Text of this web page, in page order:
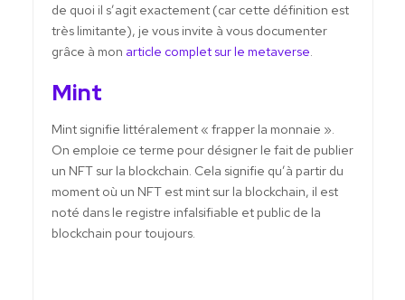
de quoi il s’agit exactement (car cette définition est
très limitante), je vous invite à vous documenter
grâce à mon article complet sur le metaverse.
Mint
Mint signifie littéralement « frapper la monnaie ».
On emploie ce terme pour désigner le fait de publier
un NFT sur la blockchain. Cela signifie qu’à partir du
moment où un NFT est mint sur la blockchain, il est
noté dans le registre infalsifiable et public de la
blockchain pour toujours.